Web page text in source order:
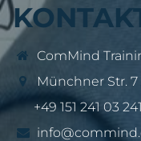
ComMind
Münchner Str. 7
+49 151 241 03 241